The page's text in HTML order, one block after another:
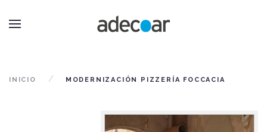
INICIO MODERNIZACIÓN PIZZERÍA FOCCACIA